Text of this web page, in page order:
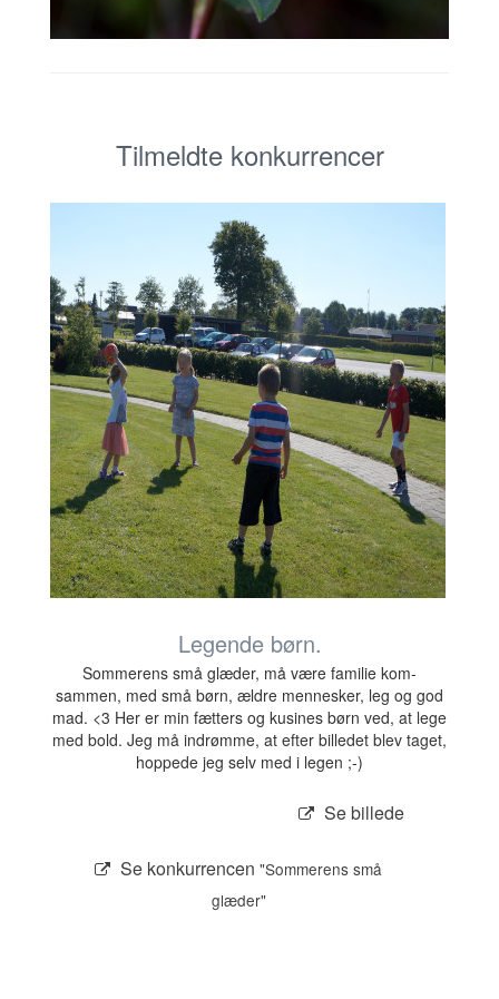
Tilmeldte konkurrencer
Legende børn.
Sommerens små glæder, må være familie kom-
sammen, med små børn, ældre mennesker, leg og god
mad. <3 Her er min fætters og kusines børn ved, at lege
med bold. Jeg må indrømme, at efter billedet blev taget,
hoppede jeg selv med i legen ;-)
Se billede
Se konkurrencen "Sommerens små
glæder"